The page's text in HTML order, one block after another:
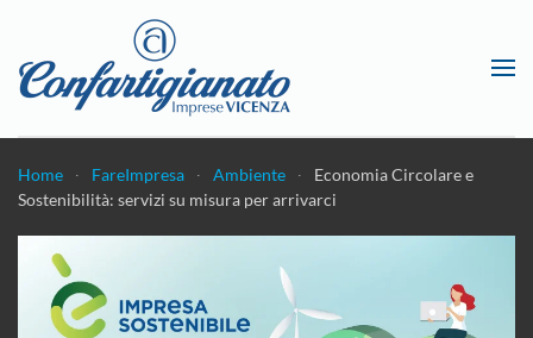
Passa al contenuto principale
Home FareImpresa Ambiente
Economia Circolare e
Sostenibilità: servizi su misura per arrivarci